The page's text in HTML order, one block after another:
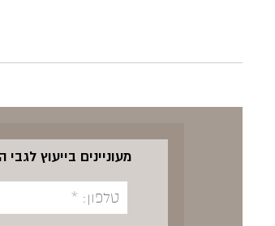
מעוניינים בייעוץ